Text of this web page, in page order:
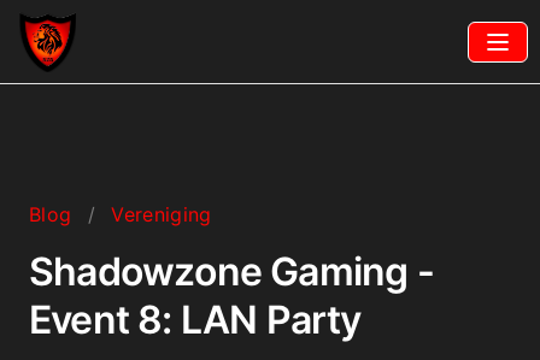
Blog / Vereniging
Shadowzone Gaming -
Event 8: LAN Party